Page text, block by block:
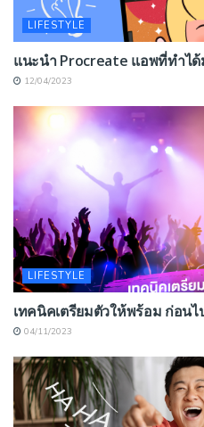
LIFESTYLE
แนะนำ Procreate แอพที่ทำได้
12/04/2023
LIFESTYLE
เทคนิคเตรียมตัวให้พร้อม ก่อนไ
04/11/2023